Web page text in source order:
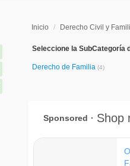
Inicio / Derecho Civil y
Seleccione la SubCategoría
Derecho de Familia (4)